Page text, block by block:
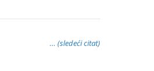
… (sledeći citat)